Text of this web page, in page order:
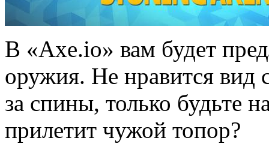
В «Axe.io» вам будет
оружия. Не нравится вид
за спины, только будьте
прилетит чужой топор?